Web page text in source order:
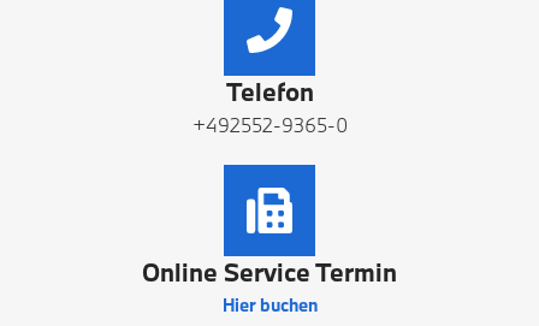
Telefon
+492552-9365-0
Online Service Termin
Hier buchen